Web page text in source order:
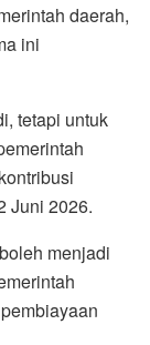
daerah,
ini
tetapi untuk
Juni 2026.
menjadi